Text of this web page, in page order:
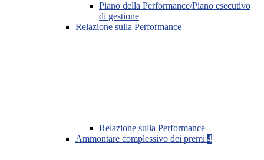
Piano della Performance/Piano esecutivo
di gestione
Relazione sulla Performance
Relazione sulla Performance
Ammontare complessivo dei premi 4